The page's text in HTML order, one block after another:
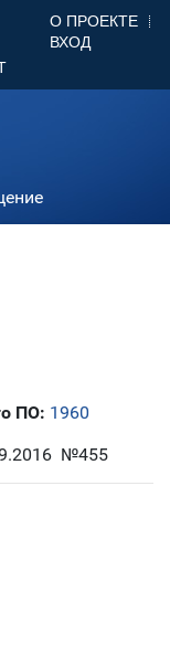
О ПРОЕКТЕ
ВХОД
ПО: 1960
№455